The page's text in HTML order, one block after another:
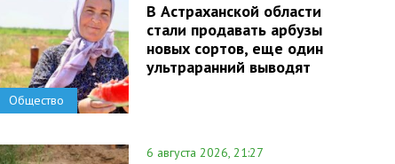
Общество
В Астраханской области
стали продавать арбузы
новых сортов, еще один
ультраранний выводят
6 августа 2026, 21:27